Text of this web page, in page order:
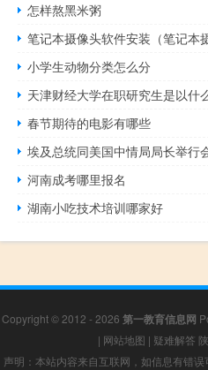
怎样熬黑米粥
笔记本摄像头软件安装（笔记本
小学生动物分类怎么分
天津财经大学在职研究生是以什
春节期待的电影有哪些
埃及总统同美国中情局局长举行
河南成考哪里报名
湖南小吃技术培训哪家好
Copyright © 2012 - 2026 第一教育信息网
| 网站地图 | 疑难解答
声明：本站内容来自互联网，如信息有错